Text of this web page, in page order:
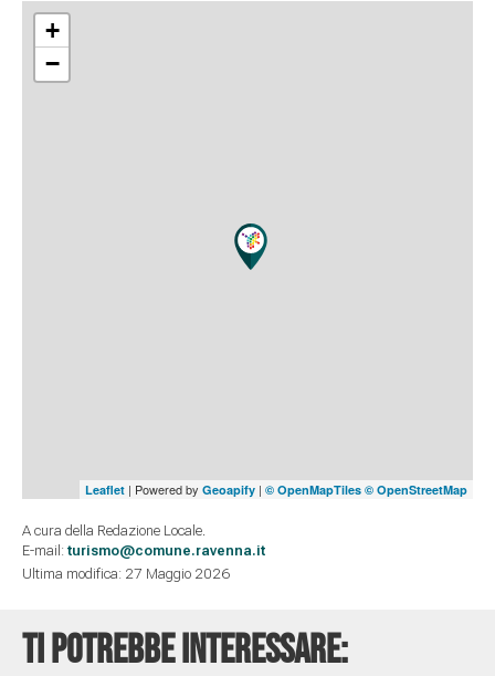
+
−
Leaflet | Powered by Geoapify | © OpenMapTiles © OpenStreetMap
A cura della Redazione Locale.
E-mail: turismo@comune.ravenna.it
Ultima modifica: 27 Maggio 2026
Ti potrebbe interessare: